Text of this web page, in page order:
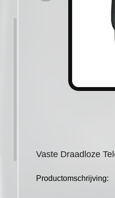
Vaste Draadloze
Productomschrijving: